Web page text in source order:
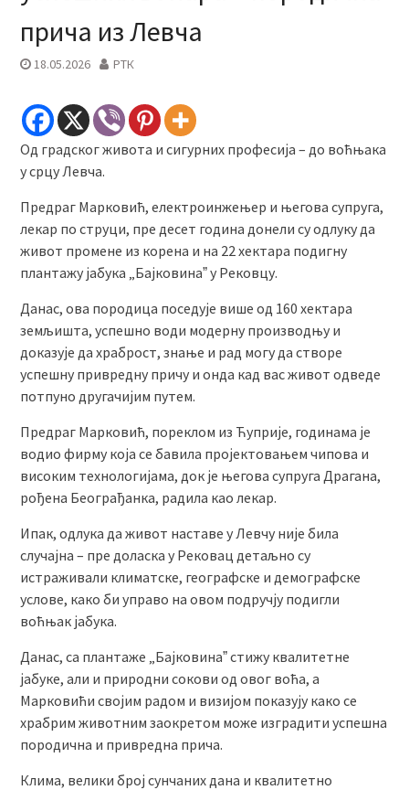
прича из Левча
18.05.2026 РТК
Од градског живота и сигурних професија – до воћњака
у срцу Левча.
Предраг Марковић, електроинжењер и његова супруга,
лекар по струци, пре десет година донели су одлуку да
живот промене из корена и на 22 хектара подигну
плантажу јабука „Бајковинаˮ у Рековцу.
Данас, ова породица поседује више од 160 хектара
земљишта, успешно води модерну производњу и
доказује да храброст, знање и рад могу да створе
успешну привредну причу и онда кад вас живот одведе
потпуно другачијим путем.
Предраг Марковић, пореклом из Ћуприје, годинама је
водио фирму која се бавила пројектовањем чипова и
високим технологијама, док је његова супруга Драгана,
рођена Београђанка, радила као лекар.
Ипак, одлука да живот наставе у Левчу није била
случајна – пре доласка у Рековац детаљно су
истраживали климатске, географске и демографске
услове, како би управо на овом подручју подигли
воћњак јабука.
Данас, са плантаже „Бајковинаˮ стижу квалитетне
јабуке, али и природни сокови од овог воћа, а
Марковићи својим радом и визијом показују како се
храбрим животним заокретом може изградити успешна
породична и привредна прича.
Клима, велики број сунчаних дана и квалитетно